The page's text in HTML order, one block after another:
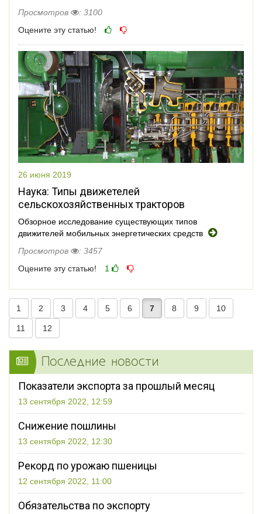
Просмотров
: 3100
Оцените эту статью!
26 июня 2019
Наука: Типы движетелей
сельскохозяйственных тракторов
Обзорное исследование существующих типов
движителей мобильных энергетических средств
Просмотров
: 3457
Оцените эту статью!
1
1 2 3 4 5 6 7 8 9 10
11 12
Последние новости
Показатели экспорта за прошлый месяц
13 сентября 2022, 12:59
Снижение пошлины
13 сентября 2022, 12:30
Рекорд по урожаю пшеницы
12 сентября 2022, 11:00
Обязательства по экспорту